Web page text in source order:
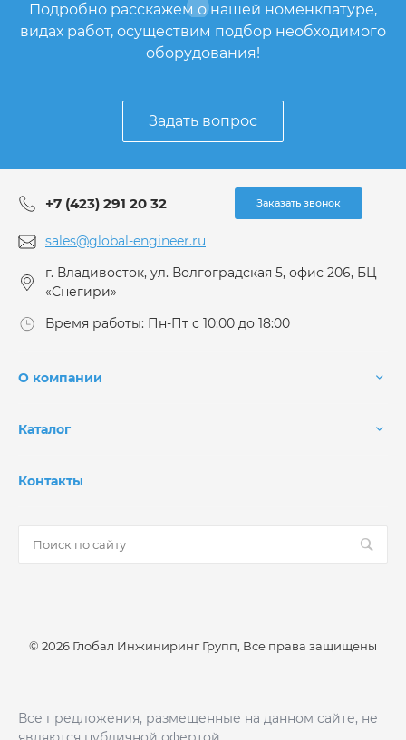
Подробно расскажем о нашей номенклатуре,
видах работ, осуществим подбор необходимого
оборудования!
Задать вопрос
+7 (423) 291 20 32 Заказать звонок
sales@global-engineer.ru
г. Владивосток, ул. Волгоградская 5, офис 206, БЦ
«Снегири»
Время работы: Пн-Пт с 10:00 до 18:00
О компании
Каталог
Контакты
© 2026 Глобал Инжиниринг Групп, Все права защищены
Все предложения, размещенные на данном сайте, не